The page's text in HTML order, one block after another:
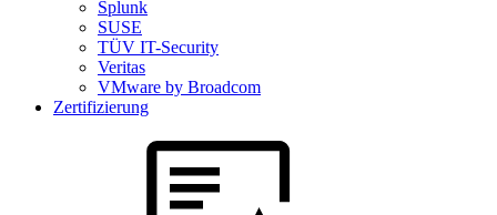
Splunk
SUSE
TÜV IT-Security
Veritas
VMware by Broadcom
Zertifizierung